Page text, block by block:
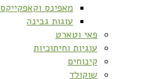
מאפינס וקאפקייקס
עוגות גבינה
פאי וטארט
עוגיות וחיתוכיות
קינוחים
שוקולד